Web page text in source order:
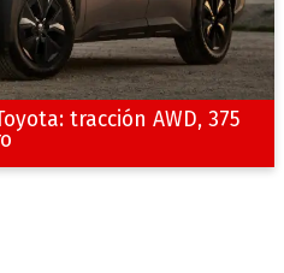
tracción AWD, 375